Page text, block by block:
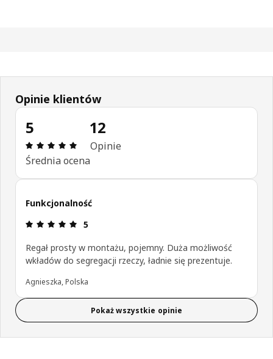
Opinie klientów
5
Opinia: 5 na 5 gwiazdki. Recenzje ogółem: 12
Średnia ocena
12
Opinie
Funkcjonalność
Opinia: 5 na 5 gwiazdki.
5
Regał prosty w montażu, pojemny. Duża możliwość
wkładów do segregacji rzeczy, ładnie się prezentuje.
Agnieszka, Polska
Pokaż wszystkie opinie